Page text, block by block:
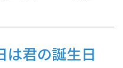
は君の誕生日